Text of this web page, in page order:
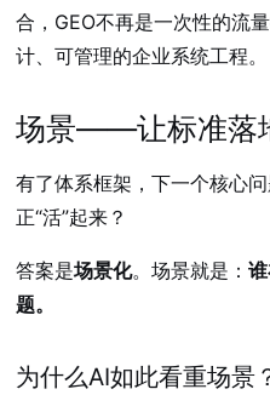
合，GEO不再是一次性的流
计、可管理的企业系统工程。
场景——让标准落
有了体系框架，下一个核心
正“活”起来？
答案是场景化。场景就是：
题。
为什么AI如此看重场景